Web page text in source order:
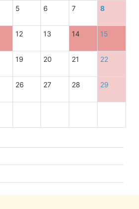
5 6 7 8
12 13 14 15
19 20 21 22
26 27 28 29